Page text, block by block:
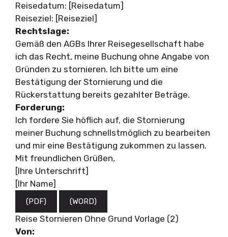
Reisedatum: [Reisedatum]
Reiseziel: [Reiseziel]
Rechtslage:
Gemäß den AGBs Ihrer Reisegesellschaft habe
ich das Recht, meine Buchung ohne Angabe von
Gründen zu stornieren. Ich bitte um eine
Bestätigung der Stornierung und die
Rückerstattung bereits gezahlter Beträge.
Forderung:
Ich fordere Sie höflich auf, die Stornierung
meiner Buchung schnellstmöglich zu bearbeiten
und mir eine Bestätigung zukommen zu lassen.
Mit freundlichen Grüßen,
[Ihre Unterschrift]
[Ihr Name]
(PDF) (WORD)
Reise Stornieren Ohne Grund Vorlage (2)
Von: